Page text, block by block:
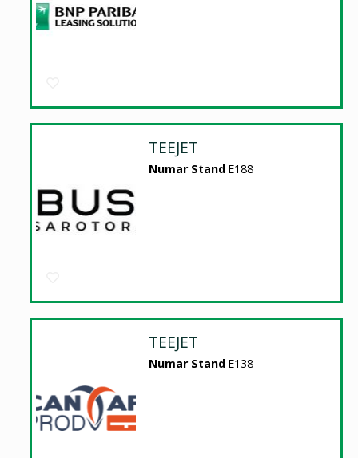
TEEJET
Numar Stand E188
TEEJET
Numar Stand E138